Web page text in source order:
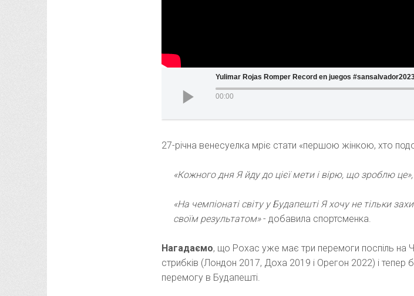
Yulimar Rojas Romper Record en juegos
00:00
27-річна венесуелка мріє стати «першою жінкою, хто
«Кожного дня Я йду до цієї мети і вірю, що зроблю це»,
«На чемпіонаті світу у Будапешті Я хочу не тільки
своїм результатом»- добавила спортсменка.
Нагадаємо, що Рохас уже має три перемоги поспіль на
стрибків (Лондон 2017, Доха 2019 і Орегон 2022) і тепер
перемогу в Будапешті.